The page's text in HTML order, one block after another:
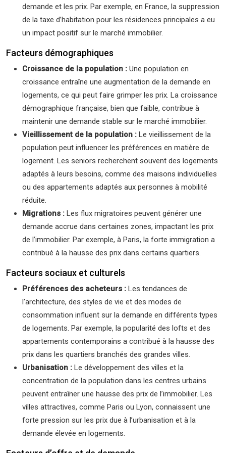
demande et les prix. Par exemple, en France, la suppression
de la taxe d’habitation pour les résidences principales a eu
un impact positif sur le marché immobilier.
Facteurs démographiques
Croissance de la population : Une population en
croissance entraîne une augmentation de la demande en
logements, ce qui peut faire grimper les prix. La croissance
démographique française, bien que faible, contribue à
maintenir une demande stable sur le marché immobilier.
Vieillissement de la population : Le vieillissement de la
population peut influencer les préférences en matière de
logement. Les seniors recherchent souvent des logements
adaptés à leurs besoins, comme des maisons individuelles
ou des appartements adaptés aux personnes à mobilité
réduite.
Migrations : Les flux migratoires peuvent générer une
demande accrue dans certaines zones, impactant les prix
de l’immobilier. Par exemple, à Paris, la forte immigration a
contribué à la hausse des prix dans certains quartiers.
Facteurs sociaux et culturels
Préférences des acheteurs : Les tendances de
l’architecture, des styles de vie et des modes de
consommation influent sur la demande en différents types
de logements. Par exemple, la popularité des lofts et des
appartements contemporains a contribué à la hausse des
prix dans les quartiers branchés des grandes villes.
Urbanisation : Le développement des villes et la
concentration de la population dans les centres urbains
peuvent entraîner une hausse des prix de l’immobilier. Les
villes attractives, comme Paris ou Lyon, connaissent une
forte pression sur les prix due à l’urbanisation et à la
demande élevée en logements.